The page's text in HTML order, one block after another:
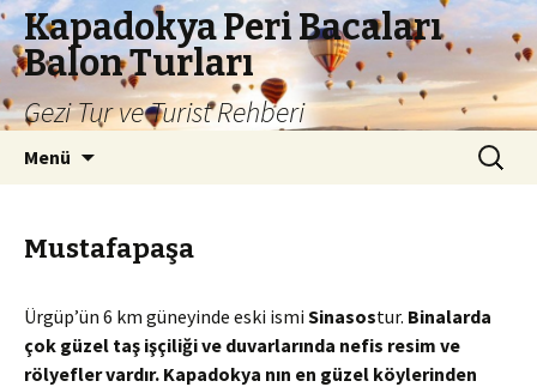
Kapadokya Peri Bacaları
Balon Turları
Gezi Tur ve Turist Rehberi
Menü Arama:
Mustafapaşa
Ürgüp’ün 6 km güneyinde eski ismi Sinasostur. Binalarda
çok güzel taş işçiliği ve duvarlarında nefis resim ve
rölyefler vardır. Kapadokya nın en güzel köylerinden